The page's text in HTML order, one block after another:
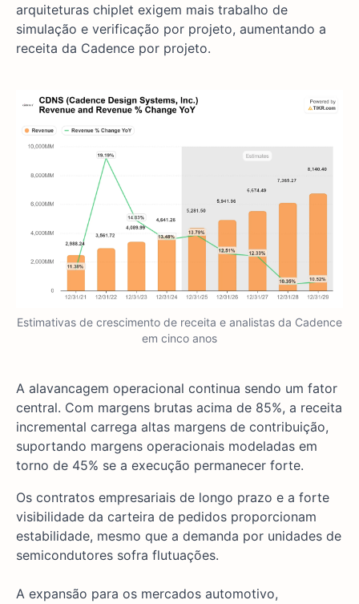
arquiteturas chiplet exigem mais trabalho de
simulação e verificação por projeto, aumentando a
receita da Cadence por projeto.
Estimativas de crescimento de receita e analistas da Cadence
em cinco anos
A alavancagem operacional continua sendo um fator
central. Com margens brutas acima de 85%, a receita
incremental carrega altas margens de contribuição,
suportando margens operacionais modeladas em
torno de 45% se a execução permanecer forte.
Os contratos empresariais de longo prazo e a forte
visibilidade da carteira de pedidos proporcionam
estabilidade, mesmo que a demanda por unidades de
semicondutores sofra flutuações.
A expansão para os mercados automotivo,